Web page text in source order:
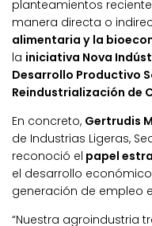
planteamientos
manera directa o
alimentaria y la
la iniciativa Nova
Desarrollo Productivo
Reindustrialización de
En concreto, Gertrudis
de Industrias Ligeras,
reconoció el papel
el desarrollo
generación de empleo
“Nuestra agroindustria